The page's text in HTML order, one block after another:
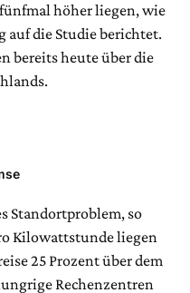
höher liegen, wie
auf die Studie berichtet.
bereits heute über die
Standortproblem, so
Kilowattstunde liegen
25 Prozent über dem
Rechenzentren